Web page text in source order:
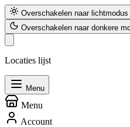
Overschakelen naar lichtmodus
Overschakelen naar donkere
Locaties lijst
Menu
Menu
Account